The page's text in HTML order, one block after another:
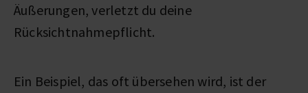
Äußerungen, verletzt du deine
Rücksichtnahmepflicht.
Ein Beispiel, das oft übersehen wird, ist der